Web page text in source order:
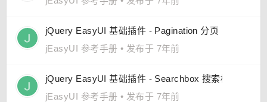
jQuery EasyUI 基础插件 - Pagination 分页
jEasyUI 参考手册 • 发布于 7年前
jQuery EasyUI 基础插件 - Searchbox 搜索框
jEasyUI 参考手册 • 发布于 7年前